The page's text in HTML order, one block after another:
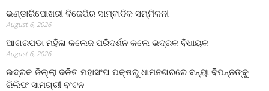
ଭଣ୍ଡାରିପୋଖରୀ ବିଜେପିର ସାମ୍ବାଦିକ ସମ୍ମିଳନୀ
August 6, 2026
ଆଗରପଡା ମହିଳା କଲେଜ ପରିଦର୍ଶନ କଲେ ଭଦ୍ରକ ବିଧାୟକ
August 6, 2026
ଭଦ୍ରକ ଜିଲ୍ଲା ଦଳିତ ମହାସଂଘ ପକ୍ଷରୁ ଧାମନଗରରେ ବନ୍ୟା ବିପନ୍ନଙ୍କୁ
ରିଲିଫ ସାମଗ୍ରୀ ବଂଟନ